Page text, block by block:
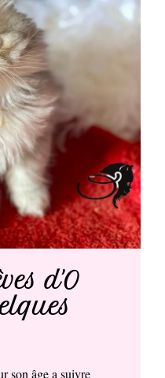
d'O
son âge a suivre